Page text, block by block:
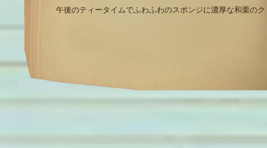
午後のティータイムでふわふわのスポンジに濃厚な和栗の